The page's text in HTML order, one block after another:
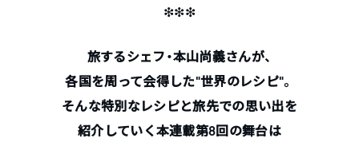
❇︎❇︎❇︎
旅するシェフ・本山尚義さんが、
各国を周って会得した“世界のレシピ”。
そんな特別なレシピと旅先での思い出を
紹介していく本連載第8回の舞台は